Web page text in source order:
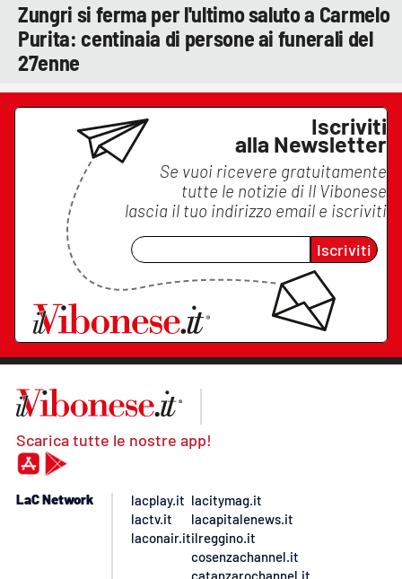
Zungri si ferma per l'ultimo saluto a Carmelo
Purita: centinaia di persone ai funerali del
27enne
Iscriviti
alla Newsletter
Se vuoi ricevere gratuitamente
tutte le notizie di Il Vibonese
lascia il tuo indirizzo email e iscriviti
Iscriviti
Scarica tutte le nostre app!
LaC Network
lacplay.it
lactv.it
laconair.it
lacitymag.it
lacapitalenews.it
ilreggino.it
cosenzachannel.it
catanzarochannel.it